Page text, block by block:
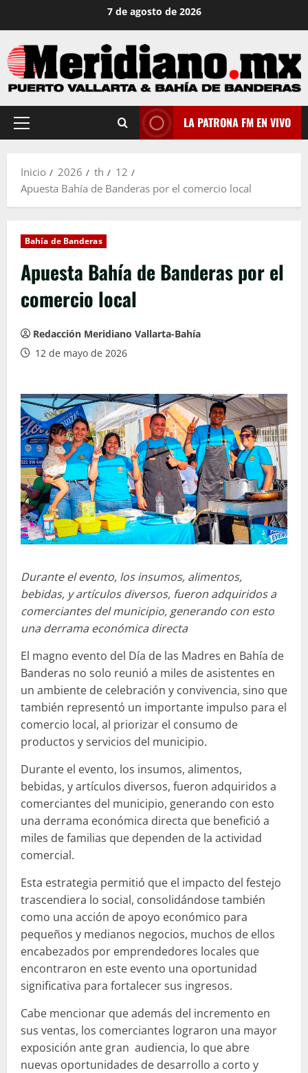
contenido
7 de agosto de 2026
Menú
LA PATRONA FM EN VIVO
Inicio 2026 th
12
Apuesta Bahía de Banderas por el comercio local
Bahía de Banderas
Apuesta Bahía de Banderas por el
comercio local
Redacción Meridiano Vallarta-Bahía
12 de mayo de 2026
Durante el evento, los insumos, alimentos,
bebidas, y artículos diversos, fueron adquiridos a
comerciantes del municipio, generando con esto
una derrama económica directa
El magno evento del Día de las Madres en Bahía de
Banderas no solo reunió a miles de asistentes en
un ambiente de celebración y convivencia, sino que
también representó un importante impulso para el
comercio local, al priorizar el consumo de
productos y servicios del municipio.
Durante el evento, los insumos, alimentos,
bebidas, y artículos diversos, fueron adquiridos a
comerciantes del municipio, generando con esto
una derrama económica directa que benefició a
miles de familias que dependen de la actividad
comercial.
Esta estrategia permitió que el impacto del festejo
trascendiera lo social, consolidándose también
como una acción de apoyo económico para
pequeños y medianos negocios, muchos de ellos
encabezados por emprendedores locales que
encontraron en este evento una oportunidad
significativa para fortalecer sus ingresos.
Cabe mencionar que además del incremento en
sus ventas, los comerciantes lograron una mayor
exposición ante gran audiencia, lo que abre
nuevas oportunidades de desarrollo a corto y